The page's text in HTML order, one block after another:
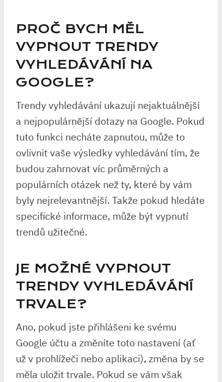
PROČ BYCH MĚL
VYPNOUT TRENDY
VYHLEDÁVÁNÍ NA
GOOGLE?
Trendy vyhledávání ukazují nejaktuálnější
a nejpopulárnější dotazy na Google. Pokud
tuto funkci necháte zapnutou, může to
ovlivnit vaše výsledky vyhledávání tím, že
budou zahrnovat víc průměrných a
populárních otázek než ty, které by vám
byly nejrelevantnější. Takže pokud hledáte
specifické informace, může být vypnutí
trendů užitečné.
JE MOŽNÉ VYPNOUT
TRENDY VYHLEDÁVÁNÍ
TRVALE?
Ano, pokud jste přihlášeni ke svému
Google účtu a změníte toto nastavení (ať
už v prohlížeči nebo aplikaci), změna by se
měla uložit trvale. Pokud se vám však